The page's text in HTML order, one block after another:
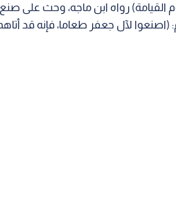
القيامة) رواه ابن ماجه، وحث على صنع
لآل جعفر طعاما، فإنه قد